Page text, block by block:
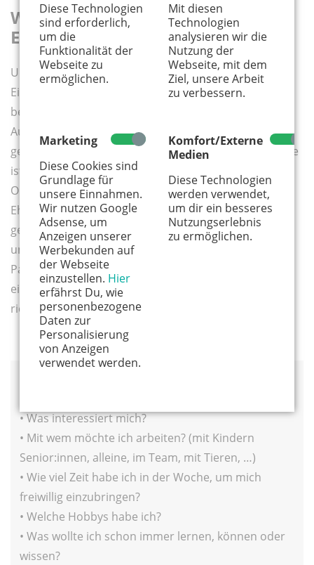
Diese Technologien
sind erforderlich,
um die
Funktionalität der
Webseite zu
ermöglichen.
Mit diesen
Technologien
analysieren wir die
Nutzung der
Webseite, mit dem
Ziel, unsere Arbeit
zu verbessern.
Marketing
Diese Cookies sind
Grundlage für
unsere Einnahmen.
Wir nutzen Google
Adsense, um
Anzeigen unserer
Werbekunden auf
der Webseite
einzustellen. Hier
erfährst Du, wie
personenbezogene
Daten zur
Personalisierung
von Anzeigen
verwendet werden.
Komfort/Externe
Medien
Diese Technologien
werden verwendet,
um dir ein besseres
Nutzungserlebnis
zu ermöglichen.
Wo kann ich ein passendes
Ehrenamt finden?
Um das perfekt passende Ehrenamt zu finden, gilt:
Einfach ausprobieren. Es ist nicht schlimm, wenn es
beim ersten Versuch nicht klappt und einem die
Aufgabe, das Einsatzgebiet oder die Tätigkeit nicht
gefällt. Mut zum Scheitern ist angesagt! Das Wichtigste
ist: Die Zusammenarbeit im Ehrenamt muss für die
Organisation und mich selbst passen. Bevor das
Ehrenamt starten kann, muss der Einsatzbereich
gefunden werden. Das persönliche Umfeld ist befragt
und die umliegenden Angebote erkundet. Wenn das
Passende aber nicht dabei gewesen ist, erleichtern
einige Online-Plattformen die Suche nach dem
richtigen Engagement.
• Was interessiert mich?
• Mit wem möchte ich arbeiten? (mit Kindern
Senior:innen, alleine, im Team, mit Tieren, …)
• Wie viel Zeit habe ich in der Woche, um mich
freiwillig einzubringen?
• Welche Hobbys habe ich?
• Was wollte ich schon immer lernen, können oder
wissen?